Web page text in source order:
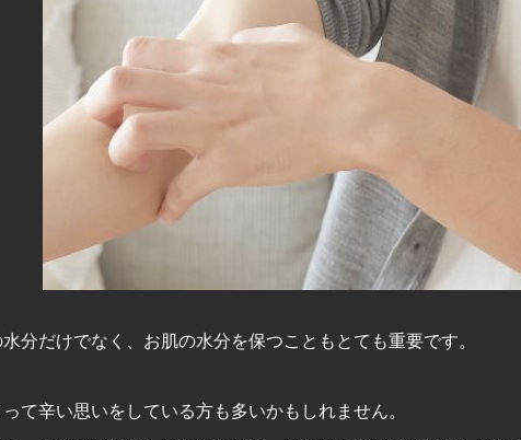
分だけでなく、お肌の水分を保つこともとても重要です。
て辛い思いをしている方も多いかもしれません。